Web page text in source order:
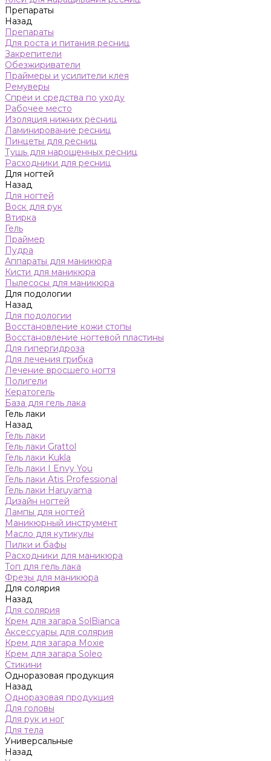
Препараты
Назад
Препараты
Для роста и питания ресниц
Закрепители
Обезжириватели
Праймеры и усилители клея
Ремуверы
Спреи и средства по уходу
Рабочее место
Изоляция нижних ресниц
Ламинирование ресниц
Пинцеты для ресниц
Тушь для нарощенных ресниц
Расходники для ресниц
Для ногтей
Назад
Для ногтей
Воск для рук
Втирка
Гель
Праймер
Пудра
Аппараты для маникюра
Кисти для маникюра
Пылесосы для маникюра
Для подологии
Назад
Для подологии
Восстановление кожи стопы
Восстановление ногтевой пластины
Для гипергидроза
Для лечения грибка
Лечение вросшего ногтя
Полигели
Кератогель
База для гель лака
Гель лаки
Назад
Гель лаки
Гель лаки Grattol
Гель лаки Kukla
Гель лаки I Envy You
Гель лаки Atis Professional
Гель лаки Haruyama
Дизайн ногтей
Лампы для ногтей
Маникюрный инструмент
Масло для кутикулы
Пилки и бафы
Расходники для маникюра
Топ для гель лака
Фрезы для маникюра
Для солярия
Назад
Для солярия
Крем для загара SolBianca
Аксессуары для солярия
Крем для загара Moxie
Крем для загара Soleo
Стикини
Одноразовая продукция
Назад
Одноразовая продукция
Для головы
Для рук и ног
Для тела
Универсальные
Назад